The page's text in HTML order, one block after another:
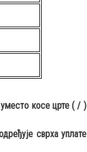
уместо косе црте ( / )
сврха уплате